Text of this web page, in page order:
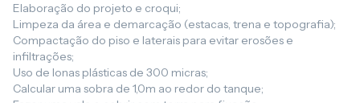
Elaboração do projeto e croqui;
Limpeza da área e demarcação (estacas, trena e topografia);
Compactação do piso e laterais para evitar erosões e
infiltrações;
Uso de lonas plásticas de 300 micras;
Calcular uma sobra de 1,0m ao redor do tanque;